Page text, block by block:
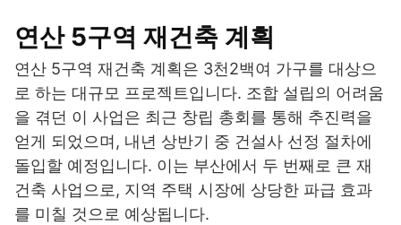
연산 5구역 재건축 계획
연산 5구역 재건축 계획은 3천2백여 가구를 대상으
로 하는 대규모 프로젝트입니다. 조합 설립의 어려움
을 겪던 이 사업은 최근 창립 총회를 통해 추진력을
얻게 되었으며, 내년 상반기 중 건설사 선정 절차에
돌입할 예정입니다. 이는 부산에서 두 번째로 큰 재
건축 사업으로, 지역 주택 시장에 상당한 파급 효과
를 미칠 것으로 예상됩니다.